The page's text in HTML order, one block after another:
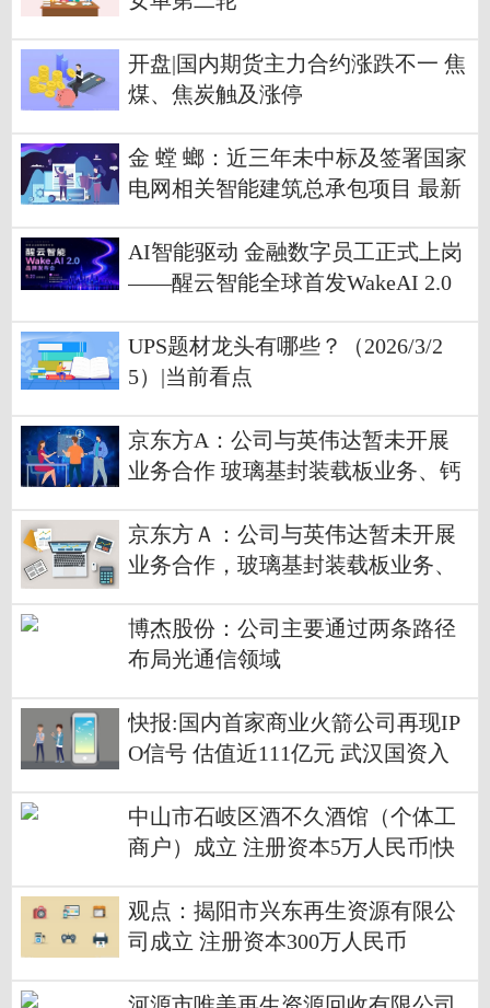
开盘|国内期货主力合约涨跌不一 焦
煤、焦炭触及涨停
金 螳 螂：近三年未中标及签署国家
电网相关智能建筑总承包项目 最新
AI智能驱动 金融数字员工正式上岗
——醒云智能全球首发WakeAI 2.0
UPS题材龙头有哪些？（2026/3/2
5）|当前看点
京东方A：公司与英伟达暂未开展
业务合作 玻璃基封装载板业务、钙
有重大不确定性
京东方Ａ：公司与英伟达暂未开展
业务合作，玻璃基封装载板业务、
具有重大不确定性-最新资讯
博杰股份：公司主要通过两条路径
布局光通信领域
快报:国内首家商业火箭公司再现IP
O信号 估值近111亿元 武汉国资入
中山市石岐区酒不久酒馆（个体工
商户）成立 注册资本5万人民币|快
观点：揭阳市兴东再生资源有限公
司成立 注册资本300万人民币